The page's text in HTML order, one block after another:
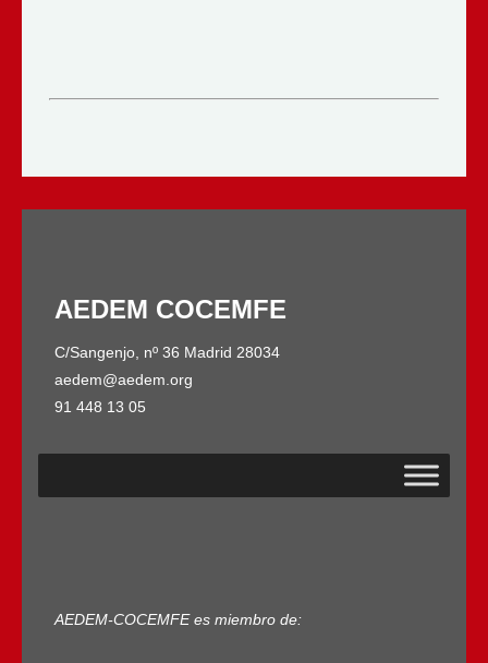
AEDEM COCEMFE
C/Sangenjo, nº 36 Madrid 28034
aedem@aedem.org
91 448 13 05
AEDEM-COCEMFE es miembro de: